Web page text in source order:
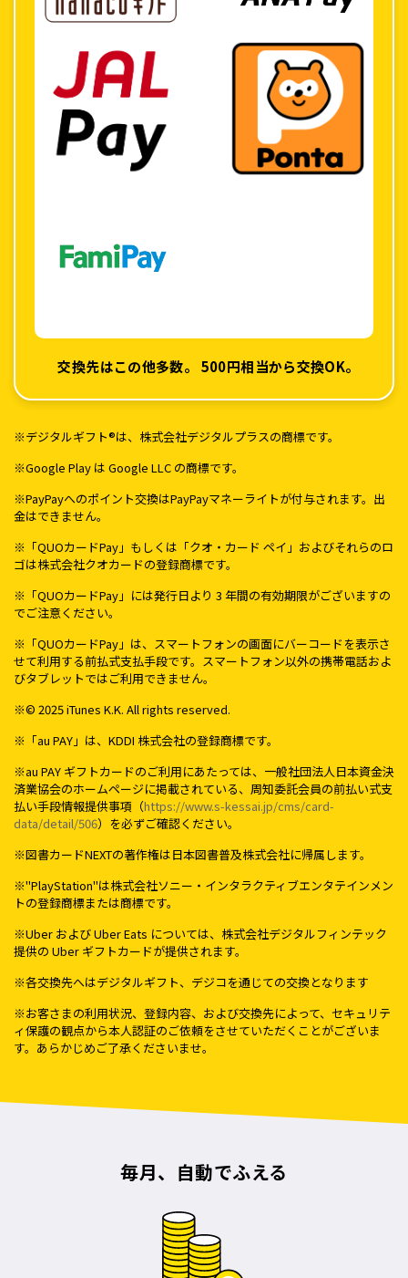
交換先はこの他多数。 500円相当から交換OK。
※デジタルギフト®は、株式会社デジタルプラスの商標です。
※Google Play は Google LLC の商標です。
※PayPayへのポイント交換はPayPayマネーライトが付与されます。出
金はできません。
※「QUOカードPay」もしくは「クオ・カード ペイ」およびそれらのロ
ゴは株式会社クオカードの登録商標です。
※「QUOカードPay」には発行日より 3 年間の有効期限がございますの
でご注意ください。
※「QUOカードPay」は、スマートフォンの画面にバーコードを表示さ
せて利用する前払式支払手段です。スマートフォン以外の携帯電話およ
びタブレットではご利用できません。
※© 2025 iTunes K.K. All rights reserved.
※「au PAY」は、KDDI 株式会社の登録商標です。
※au PAY ギフトカードのご利用にあたっては、一般社団法人日本資金決
済業協会のホームページに掲載されている、周知委託会員の前払い式支
払い手段情報提供事項（https://www.s-kessai.jp/cms/card-
data/detail/506）を必ずご確認ください。
※図書カードNEXTの著作権は日本図書普及株式会社に帰属します。
※"PlayStation"は株式会社ソニー・インタラクティブエンタテインメン
トの登録商標または商標です。
※Uber および Uber Eats については、株式会社デジタルフィンテック
提供の Uber ギフトカードが提供されます。
※各交換先へはデジタルギフト、デジコを通じての交換となります
※お客さまの利用状況、登録内容、および交換先によって、セキュリテ
ィ保護の観点から本人認証のご依頼をさせていただくことがございま
す。あらかじめご了承くださいませ。
毎月、自動でふえる